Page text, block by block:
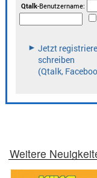
Weitere